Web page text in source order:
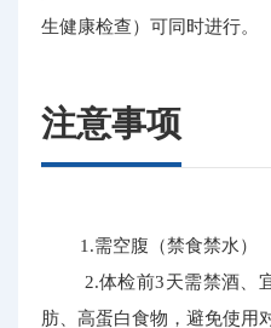
生健康检查）可同时进行。
注意事项
1.需空腹（禁食禁水）
2.体检前3天需禁酒、宜
肪、高蛋白食物，避免使用